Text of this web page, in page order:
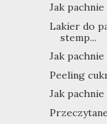
Jak pachnie
Lakier do
stemp...
Jak
Peeling
Jak